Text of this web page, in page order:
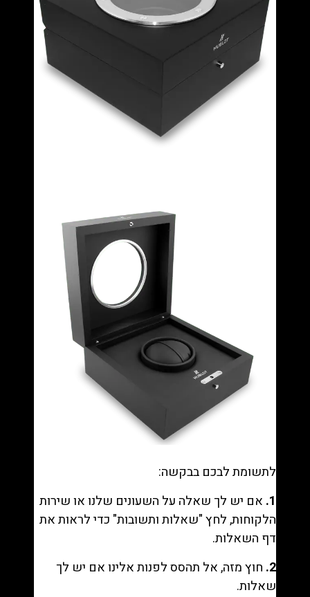
לתשומת לבכם בבקשה:
1. אם יש לך שאלה על השעונים שלנו או שירות
הלקוחות, לחץ "שאלות ותשובות" כדי לראות את
דף השאלות.
2. חוץ מזה, אל תהסס לפנות אלינו אם יש לך
שאלות.